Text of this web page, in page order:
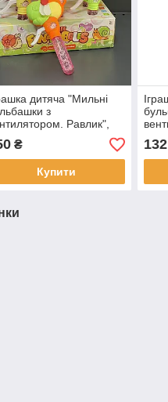
дитяча "Мильні
з
Равлик",
см, мікс ЛТ
₴
Купити
21
132